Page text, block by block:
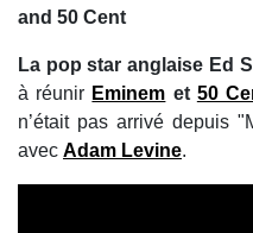
and 50 Cent
La pop star anglaise Ed
à réunir Eminem et 50
n’était pas arrivé depuis
avec Adam Levine.